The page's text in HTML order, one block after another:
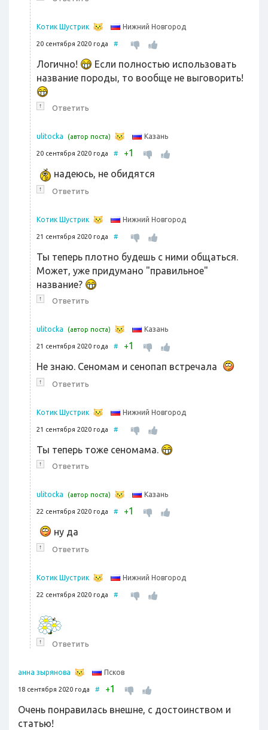
Котик Шустрик Нижний Новгород
20 сентября 2020 года #
Логично!
Если полностью использовать
название породы, то вообще не выговорить!
↑ Ответить
ulitocka (автор поста) Казань
20 сентября 2020 года # +1
надеюсь, не обидятся
↑ Ответить
Котик Шустрик Нижний Новгород
21 сентября 2020 года #
Ты теперь плотно будешь с ними общаться.
Может, уже придумано "правильное"
название?
↑ Ответить
ulitocka (автор поста) Казань
21 сентября 2020 года # +1
Не знаю. Сеномам и сенопап встречала
↑ Ответить
Котик Шустрик Нижний Новгород
21 сентября 2020 года #
Ты теперь тоже сеномама.
↑ Ответить
ulitocka (автор поста) Казань
22 сентября 2020 года # +1
ну да
↑ Ответить
Котик Шустрик Нижний Новгород
22 сентября 2020 года #
↑ Ответить
анна зырянова Псков
18 сентября 2020 года # +1
Очень понравилась внешне, с достоинством и
статью!